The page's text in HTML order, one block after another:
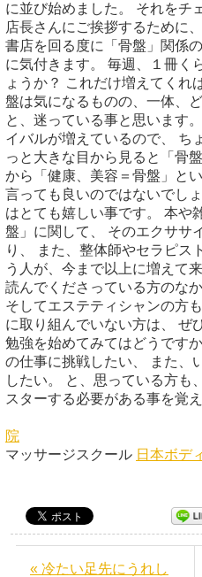
に並び始めました。 それをチ
店長さんにご挨拶するために
書店を回る度に「骨盤」関係
に気付きます。 毎週、１冊く
ょうか？ これだけ増えてくれ
盤は気になるものの、一体、
と、迷っている事と思います
イバルが増えているので、 ち
っと大きな目から見ると「骨
から「健康、美容＝骨盤」と
言っても良いのではないでし
はとても嬉しい事です。 本や
盤」に関して、 そのエクササ
り、 また、整体師やセラピス
う人が、今まで以上に増えて
読んでくださっている方のな
そしてエステティシャンの方
に取り組んでいない方は、 ぜ
勉強を始めてみてはどうです
の仕事に挑戦したい、 また、
したい。 と、思っている方も
スターする必要がある事を覚
院
マッサージスクール 日本ボデ
« 冷たい足先にうれし